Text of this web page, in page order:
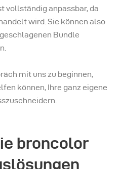
vollständig anpassbar, da
wird. Sie können also
Bundle
mit uns zu beginnen,
können, Ihre ganz eigene
broncolor